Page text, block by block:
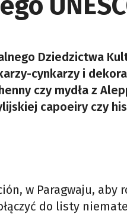
Dziedzictwa
cynkarzy i
czy mydła z
capoeiry czy
w Paragwaju, aby
do listy